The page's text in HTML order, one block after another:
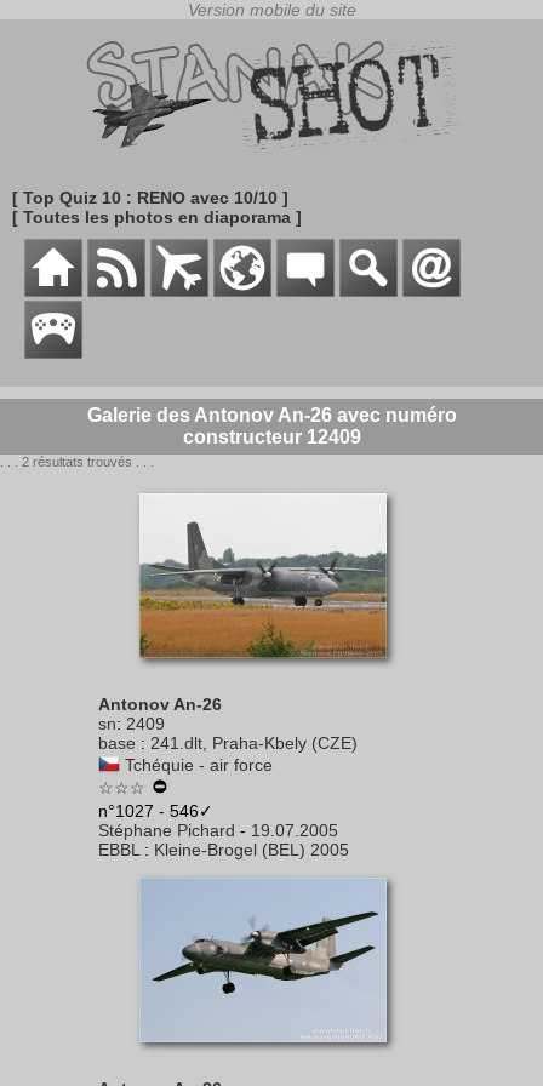
[ Top Quiz 10 : RENO avec 10/10 ]
[ Toutes les photos en diaporama ]
Galerie des Antonov An-26 avec numéro
constructeur 12409
. . . 2 résultats trouvés . . .
Antonov An-26
sn: 2409
base : 241.dlt, Praha-Kbely (CZE)
Tchéquie - air force
☆☆☆
n°1027 - 546✓
Stéphane Pichard - 19.07.2005
EBBL : Kleine-Brogel (BEL) 2005